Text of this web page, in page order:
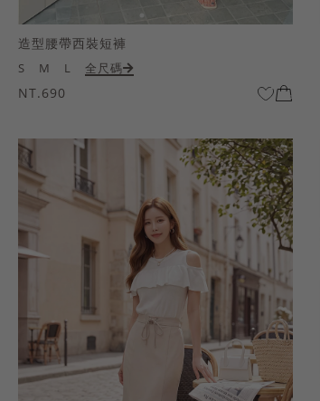
造型腰帶西裝短褲
S M L 全尺碼
NT.690